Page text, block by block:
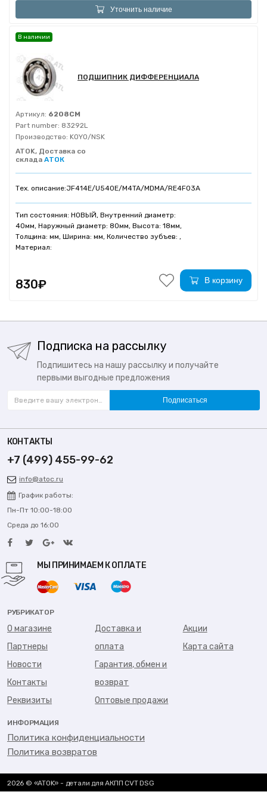
Уточнить наличие
ПОДШИПНИК ДИФФЕРЕНЦИАЛА
Артикул: 6208CM
Part number: 83292L
Производство: KOYO/NSK
ATOK, Доставка со
склада АТОК
Тех. описание:JF414E/U540E/M4TA/MDMA/RE4F03A
Тип состояния: НОВЫЙ, Внутренний диаметр:
40мм, Наружный диаметр: 80мм, Высота: 18мм,
Толщина: мм, Ширина: мм, Количество зубъев: ,
Материал:
В наличии
830₽ В корзину
Подписка на рассылку
Подпишитесь на нашу рассылку и получайте
первыми выгодные предложения
Подписаться
КОНТАКТЫ
+7 (499) 455-99-62
info@atoc.ru
График работы:
Пн-Пт 10:00-18:00
Среда до 16:00
МЫ ПРИНИМАЕМ К ОПЛАТЕ
РУБРИКАТОР
О магазине
Партнеры
Новости
Контакты
Реквизиты
Доставка и
оплата
Гарантия, обмен и
возврат
Оптовые продажи
Акции
Карта сайта
ИНФОРМАЦИЯ
Политика конфиденциальности
Политика возвратов
2026 © «ATOK» - детали для АКПП CVT DSG